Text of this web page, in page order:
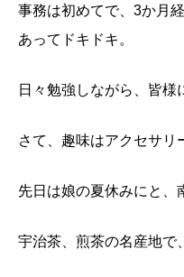
事務は初めてで、3か月
あってドキドキ。
日々勉強しながら、皆様
さて、趣味はアクセサリ
先日は娘の夏休みにと、
宇治茶、煎茶の名産地で